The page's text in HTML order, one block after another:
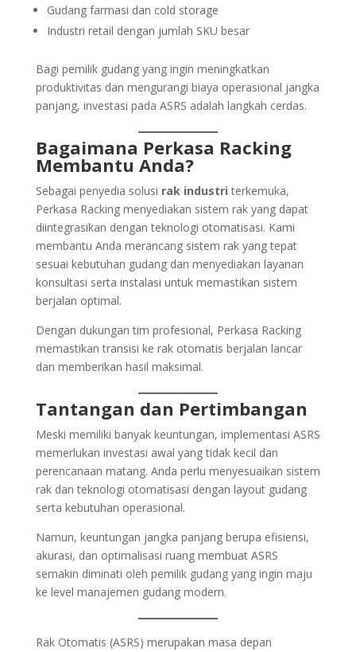
Gudang farmasi dan cold storage
Industri retail dengan jumlah SKU besar
Bagi pemilik gudang yang ingin meningkatkan
produktivitas dan mengurangi biaya operasional jangka
panjang, investasi pada ASRS adalah langkah cerdas.
Bagaimana Perkasa Racking
Membantu Anda?
Sebagai penyedia solusi rak industri terkemuka,
Perkasa Racking menyediakan sistem rak yang dapat
diintegrasikan dengan teknologi otomatisasi. Kami
membantu Anda merancang sistem rak yang tepat
sesuai kebutuhan gudang dan menyediakan layanan
konsultasi serta instalasi untuk memastikan sistem
berjalan optimal.
Dengan dukungan tim profesional, Perkasa Racking
memastikan transisi ke rak otomatis berjalan lancar
dan memberikan hasil maksimal.
Tantangan dan Pertimbangan
Meski memiliki banyak keuntungan, implementasi ASRS
memerlukan investasi awal yang tidak kecil dan
perencanaan matang. Anda perlu menyesuaikan sistem
rak dan teknologi otomatisasi dengan layout gudang
serta kebutuhan operasional.
Namun, keuntungan jangka panjang berupa efisiensi,
akurasi, dan optimalisasi ruang membuat ASRS
semakin diminati oleh pemilik gudang yang ingin maju
ke level manajemen gudang modern.
Rak Otomatis (ASRS) merupakan masa depan